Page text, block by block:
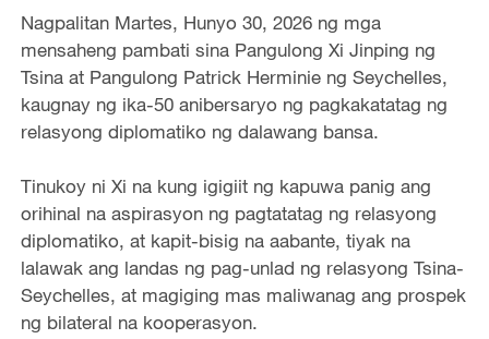
Nagpalitan Martes, Hunyo 30, 2026 ng mga
mensaheng pambati sina Pangulong Xi Jinping ng
Tsina at Pangulong Patrick Herminie ng Seychelles,
kaugnay ng ika-50 anibersaryo ng pagkakatatag ng
relasyong diplomatiko ng dalawang bansa.
Tinukoy ni Xi na kung igigiit ng kapuwa panig ang
orihinal na aspirasyon ng pagtatatag ng relasyong
diplomatiko, at kapit-bisig na aabante, tiyak na
lalawak ang landas ng pag-unlad ng relasyong Tsina-
Seychelles, at magiging mas maliwanag ang prospek
ng bilateral na kooperasyon.